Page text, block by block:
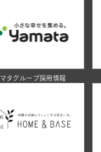
タグループ採用情報